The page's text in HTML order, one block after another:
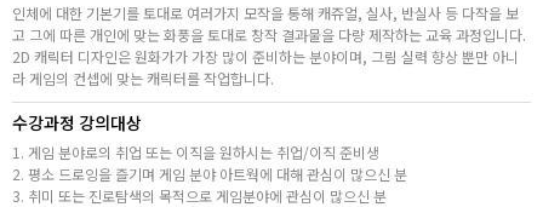
인체에 대한 기본기를 토대로 여러가지 모작을 통해 캐쥬얼, 실사, 반실사 등 다작을 보
고 그에 따른 개인에 맞는 화풍을 토대로 창작 결과물을 다량 제작하는 교육 과정입니다.
2D 캐릭터 디자인은 원화가가 가장 많이 준비하는 분야이며, 그림 실력 향상 뿐만 아니
라 게임의 컨셉에 맞는 캐릭터를 작업합니다.
수강과정 강의대상
1. 게임 분야로의 취업 또는 이직을 원하시는 취업/이직 준비생
2. 평소 드로잉을 즐기며 게임 분야 아트웍에 대해 관심이 많으신 분
3. 취미 또는 진로탐색의 목적으로 게임분야에 관심이 많으신 분